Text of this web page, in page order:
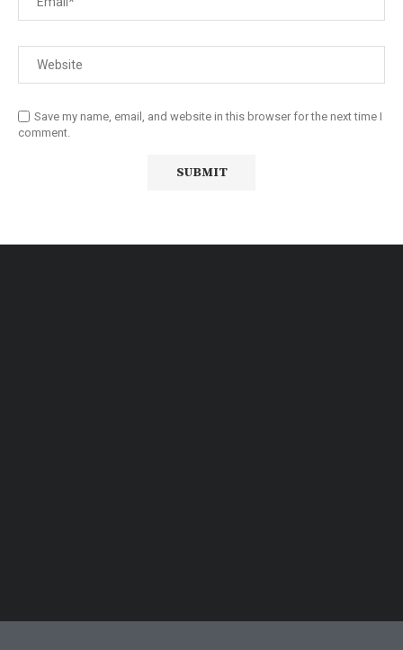
Save my name, email, and website in this browser for the next time I
comment.